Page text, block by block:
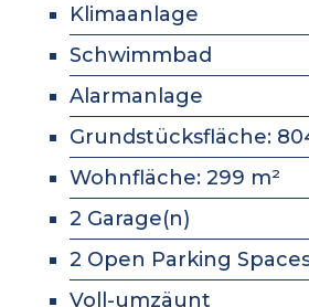
Klimaanlage
Schwimmbad
Alarmanlage
Grundstücksfläche:
Wohnfläche: 299 m²
2 Garage(n)
2 Open Parking
Voll-umzäunt